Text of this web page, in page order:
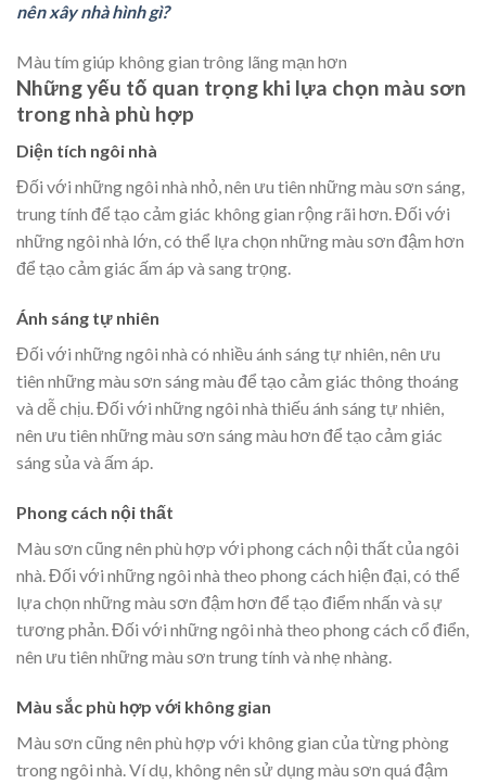
nên xây nhà hình gì?
Màu tím giúp không gian trông lãng mạn hơn
Những yếu tố quan trọng khi lựa chọn màu sơn
trong nhà phù hợp
Diện tích ngôi nhà
Đối với những ngôi nhà nhỏ, nên ưu tiên những màu sơn sáng,
trung tính để tạo cảm giác không gian rộng rãi hơn. Đối với
những ngôi nhà lớn, có thể lựa chọn những màu sơn đậm hơn
để tạo cảm giác ấm áp và sang trọng.
Ánh sáng tự nhiên
Đối với những ngôi nhà có nhiều ánh sáng tự nhiên, nên ưu
tiên những màu sơn sáng màu để tạo cảm giác thông thoáng
và dễ chịu. Đối với những ngôi nhà thiếu ánh sáng tự nhiên,
nên ưu tiên những màu sơn sáng màu hơn để tạo cảm giác
sáng sủa và ấm áp.
Phong cách nội thất
Màu sơn cũng nên phù hợp với phong cách nội thất của ngôi
nhà. Đối với những ngôi nhà theo phong cách hiện đại, có thể
lựa chọn những màu sơn đậm hơn để tạo điểm nhấn và sự
tương phản. Đối với những ngôi nhà theo phong cách cổ điển,
nên ưu tiên những màu sơn trung tính và nhẹ nhàng.
Màu sắc phù hợp với không gian
Màu sơn cũng nên phù hợp với không gian của từng phòng
trong ngôi nhà. Ví dụ, không nên sử dụng màu sơn quá đậm